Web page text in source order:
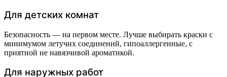
Для детских комнат
Безопасность — на первом месте. Лучше выбирать краски с
минимумом летучих соединений, гипоаллергенные, с
приятной не навязчивой ароматикой.
Для наружных работ